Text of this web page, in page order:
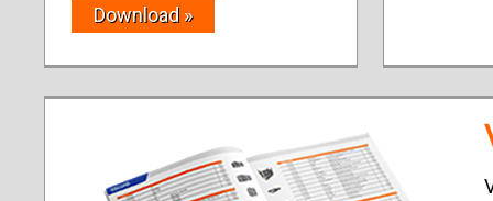
Download »